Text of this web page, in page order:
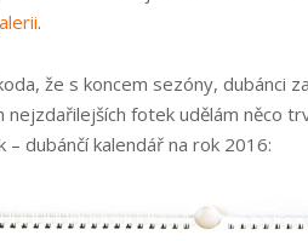
.
že s koncem sezóny, dubánci
nejzdařilejších fotek udělám něco
– dubánčí kalendář na rok 2016: